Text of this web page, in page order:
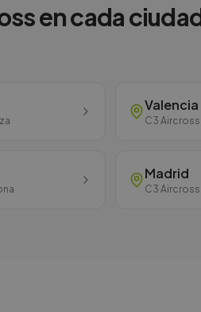
en cada
Valencia
C3 Aircross
Madrid
C3 Aircross